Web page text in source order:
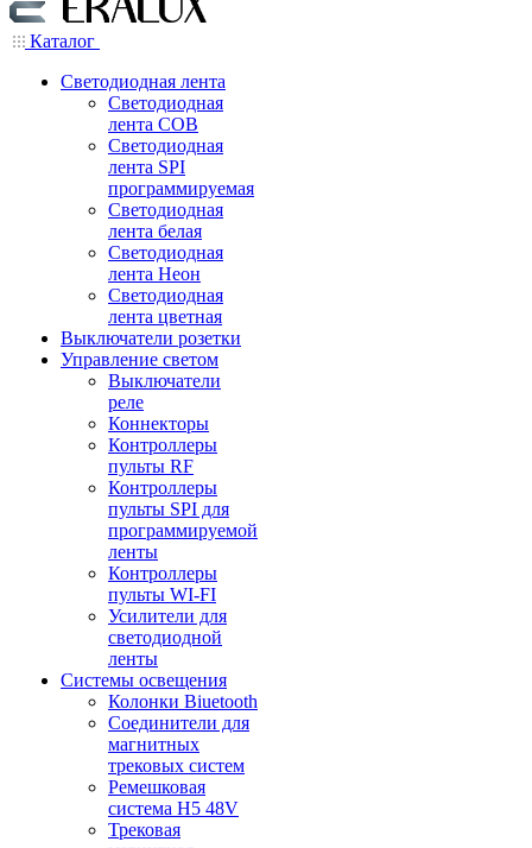
Каталог
Светодиодная лента
Светодиодная
лента COB
Светодиодная
лента SPI
программируемая
Светодиодная
лента белая
Светодиодная
лента Неон
Светодиодная
лента цветная
Выключатели розетки
Управление светом
Выключатели
реле
Коннекторы
Контроллеры
пульты RF
Контроллеры
пульты SPI для
программируемой
ленты
Контроллеры
пульты WI-FI
Усилители для
светодиодной
ленты
Системы освещения
Колонки Biuetooth
Соединители для
магнитных
трековых систем
Ремешковая
система H5 48V
Трековая